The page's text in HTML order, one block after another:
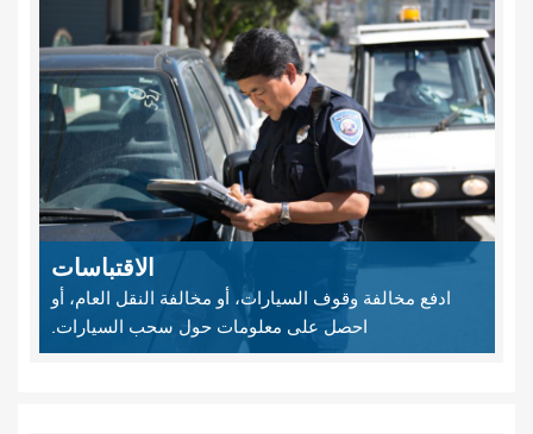
الاقتباسات
ادفع مخالفة وقوف السيارات، أو مخالفة النقل العام، أو
احصل على معلومات حول سحب السيارات.